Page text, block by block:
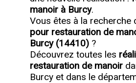
manoir à Burcy.
Vous êtes à la recherche
pour restauration de
Burcy (14410)?
Découvrez toutes les
restauration de manoir
Burcy et dans le